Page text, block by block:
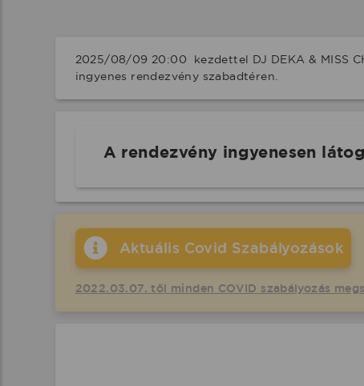
2025/08/09 20:00  kezdettel DJ DEKA & MISS
ingyenes rendezvény szabadtéren.
A rendezvény ingyenesen
Aktuális Covid Szabályozások
2022.03.07. től minden COVID szabályozás